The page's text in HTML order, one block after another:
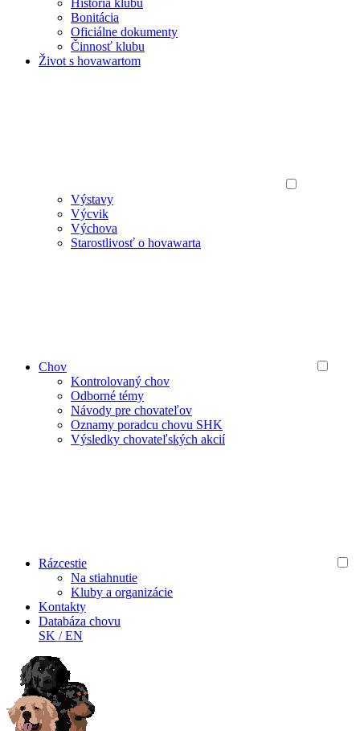
História klubu
Bonitácia
Oficiálne dokumenty
Činnosť klubu
Život s hovawartom
Výstavy
Výcvik
Výchova
Starostlivosť o hovawarta
Chov
Kontrolovaný chov
Odborné témy
Návody pre chovateľov
Oznamy poradcu chovu SHK
Výsledky chovateľských akcií
Rázcestie
Na stiahnutie
Kluby a organizácie
Kontakty
Databáza chovu
SK /EN